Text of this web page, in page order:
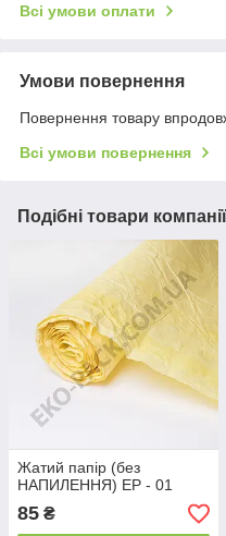
Всі умови оплати
Умови повернення
Повернення товару
Всі умови повернення
Подібні товари компанії
Жатий папір (без
НАПИЛЕННЯ) ЕР - 01
85 ₴